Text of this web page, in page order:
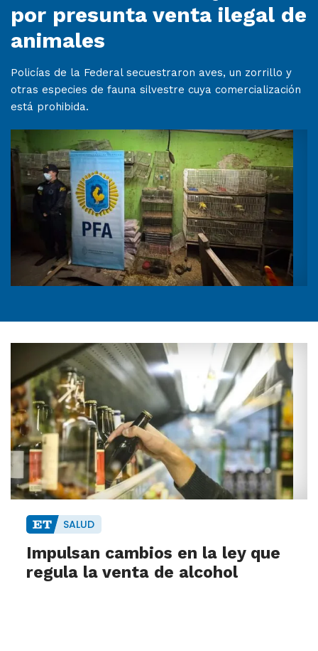
por presunta venta ilegal de
animales
Policías de la Federal secuestraron aves, un zorrillo y
otras especies de fauna silvestre cuya comercialización
está prohibida.
SALUD
Impulsan cambios en la ley que
regula la venta de alcohol